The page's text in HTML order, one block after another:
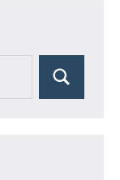
Поиск